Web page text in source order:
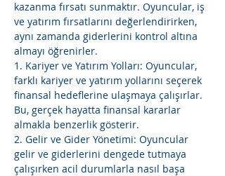
kazanma fırsatı sunmaktır. Oyuncular, iş
ve yatırım fırsatlarını değerlendirirken,
aynı zamanda giderlerini kontrol altına
almayı öğrenirler.
1. Kariyer ve Yatırım Yolları: Oyuncular,
farklı kariyer ve yatırım yollarını seçerek
finansal hedeflerine ulaşmaya çalışırlar.
Bu, gerçek hayatta finansal kararlar
almakla benzerlik gösterir.
2. Gelir ve Gider Yönetimi: Oyuncular
gelir ve giderlerini dengede tutmaya
çalışırken acil durumlarla nasıl başa